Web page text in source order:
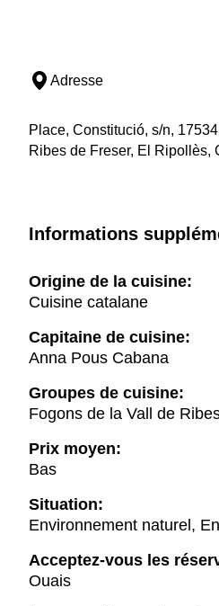
Adresse
Place, Constitució, s/n,
Ribes de Freser, El Ripollès,
Informations
Origine de la cuisine:
Cuisine catalane
Capitaine de cuisine:
Anna Pous Cabana
Groupes de cuisine:
Fogons de la Vall de
Prix moyen:
Bas
Situation:
Environnement naturel,
Acceptez-vous les
Ouais